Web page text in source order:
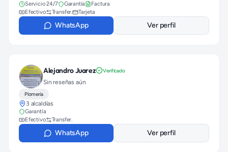
Servicio 24/7 Garantía
Factura
Efectivo
Transfer. Tarjeta
WhatsApp Ver perfil
Alejandro Juarez Verificado
Sin reseñas aún
Plomería
3 alcaldías
Garantía
Efectivo
Transfer.
WhatsApp Ver perfil